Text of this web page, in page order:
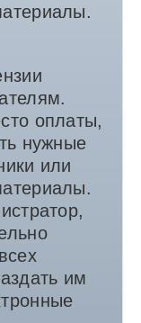
оплаты,
нужные
или
им